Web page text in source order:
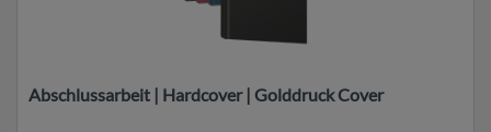
Abschlussarbeit | Hardcover | Golddruck Cover